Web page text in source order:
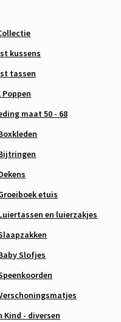
kussens
tassen
Poppen
maat 50 - 68
etuis
en luierzakjes
Slofjes
Kind - diversen